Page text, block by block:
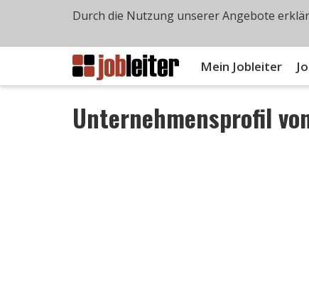
Mein Jobleiter
Unternehmensprofil
Durch die Nutzung unserer Angebote